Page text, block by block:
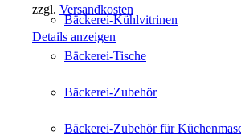
Bäckerei-Kühlvitrinen
Bäckerei-Tische
Bäckerei-Zubehör
Bäckerei-Zubehör für
zzgl. Versandkosten
Details anzeigen